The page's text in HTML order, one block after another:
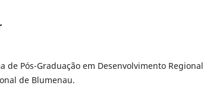
de Pós-Graduação em Desenvolvimento Regional
de Blumenau.